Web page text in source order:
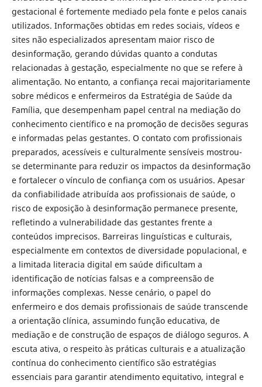
gestacional é fortemente mediado pela fonte e pelos canais
utilizados. Informações obtidas em redes sociais, vídeos e
sites não especializados apresentam maior risco de
desinformação, gerando dúvidas quanto a condutas
relacionadas à gestação, especialmente no que se refere à
alimentação. No entanto, a confiança recai majoritariamente
sobre médicos e enfermeiros da Estratégia de Saúde da
Família, que desempenham papel central na mediação do
conhecimento científico e na promoção de decisões seguras
e informadas pelas gestantes. O contato com profissionais
preparados, acessíveis e culturalmente sensíveis mostrou-
se determinante para reduzir os impactos da desinformação
e fortalecer o vínculo de confiança com os usuários. Apesar
da confiabilidade atribuída aos profissionais de saúde, o
risco de exposição à desinformação permanece presente,
refletindo a vulnerabilidade das gestantes frente a
conteúdos imprecisos. Barreiras linguísticas e culturais,
especialmente em contextos de diversidade populacional, e
a limitada literacia digital em saúde dificultam a
identificação de notícias falsas e a compreensão de
informações complexas. Nesse cenário, o papel do
enfermeiro e dos demais profissionais de saúde transcende
a orientação clínica, assumindo função educativa, de
mediação e de construção de espaços de diálogo seguros. A
escuta ativa, o respeito às práticas culturais e a atualização
contínua do conhecimento científico são estratégias
essenciais para garantir atendimento equitativo, integral e